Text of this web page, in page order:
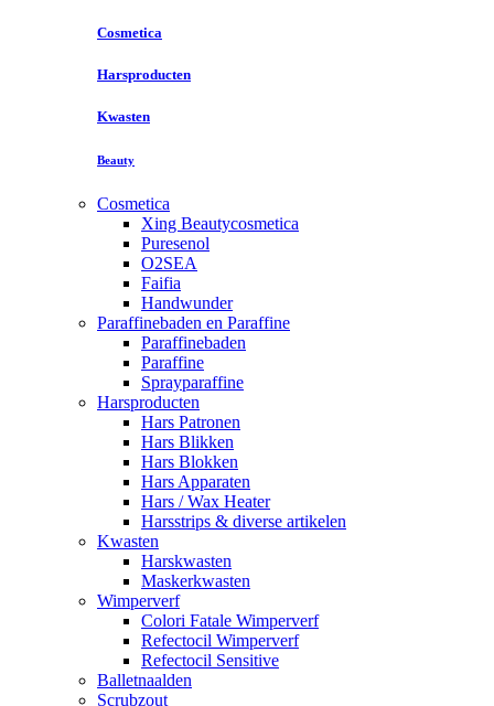
Cosmetica
Harsproducten
Kwasten
Beauty
Cosmetica
Xing Beautycosmetica
Puresenol
O2SEA
Faifia
Handwunder
Paraffinebaden en Paraffine
Paraffinebaden
Paraffine
Sprayparaffine
Harsproducten
Hars Patronen
Hars Blikken
Hars Blokken
Hars Apparaten
Hars / Wax Heater
Harsstrips & diverse artikelen
Kwasten
Harskwasten
Maskerkwasten
Wimperverf
Colori Fatale Wimperverf
Refectocil Wimperverf
Refectocil Sensitive
Balletnaalden
Scrubzout